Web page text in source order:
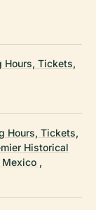
Hours, Tickets,
Hours, Tickets,
Historical
,